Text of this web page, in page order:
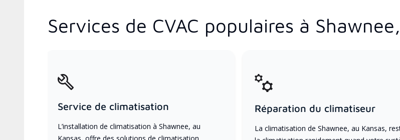
Services de CVAC populaires à
Service de climatisation
L’installation de climatisation à Shawnee, au
Réparation du climatiseur
La climatisation de Shawnee, au Kansas,